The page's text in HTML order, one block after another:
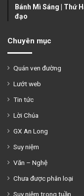
Bánh Mì Sáng | Thứ
đạo
Chuyên mục
Quán ven đường
Lướt web
Tin tức
Lời Chúa
GX An Long
Suy niệm
Văn – Nghệ
Chưa được phân loại
Suy niệm trong tuần